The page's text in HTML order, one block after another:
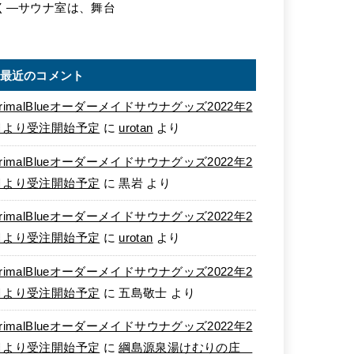
―サウナ室は、舞台
最近のコメント
オーダーメイドサウナグッズ2022年2
より受注開始予定 に urotan より
オーダーメイドサウナグッズ2022年2
より受注開始予定 に黒岩 より
オーダーメイドサウナグッズ2022年2
より受注開始予定 に urotan より
オーダーメイドサウナグッズ2022年2
より受注開始予定 に 五島敬士 より
オーダーメイドサウナグッズ2022年2
より受注開始予定 に綱島源泉湯けむりの庄